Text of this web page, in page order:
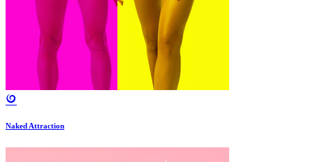
Naked Attraction